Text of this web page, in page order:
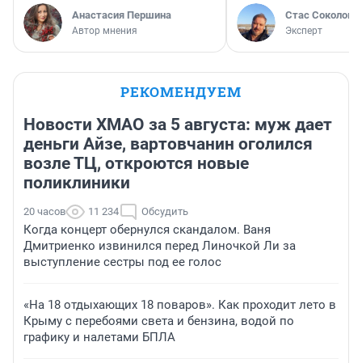
Анастасия Першина
Автор мнения
Стас Соколов
Эксперт
РЕКОМЕНДУЕМ
Новости ХМАО за 5 августа: муж дает
деньги Айзе, вартовчанин оголился
возле ТЦ, откроются новые
поликлиники
20 часов 11 234 Обсудить
Когда концерт обернулся скандалом. Ваня
Дмитриенко извинился перед Линочкой Ли за
выступление сестры под ее голос
«На 18 отдыхающих 18 поваров». Как проходит лето в
Крыму с перебоями света и бензина, водой по
графику и налетами БПЛА